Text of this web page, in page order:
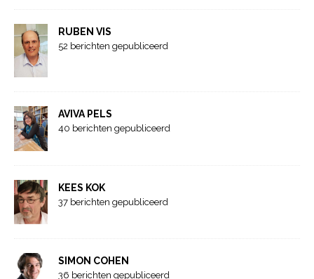
RUBEN VIS
52 berichten gepubliceerd
AVIVA PELS
40 berichten gepubliceerd
KEES KOK
37 berichten gepubliceerd
SIMON COHEN
36 berichten gepubliceerd